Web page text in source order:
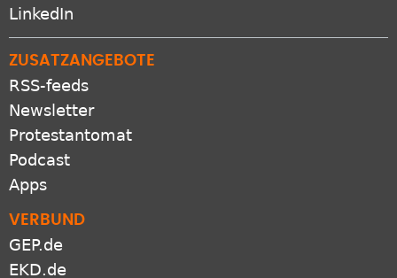
LinkedIn
ZUSATZANGEBOTE
RSS-feeds
Newsletter
Protestantomat
Podcast
Apps
VERBUND
GEP.de
EKD.de